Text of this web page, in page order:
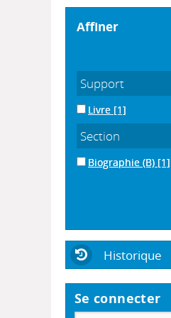
affiner
Support
Livre [1]
Section
Biographie (B) [1]
Historique
Se connecter